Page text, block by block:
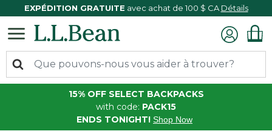
EXPÉDITION GRATUITE avec achat de 100 $ CA Détails
15% OFF SELECT BACKPACKS
with code: PACK15
ENDS TONIGHT! Shop Now